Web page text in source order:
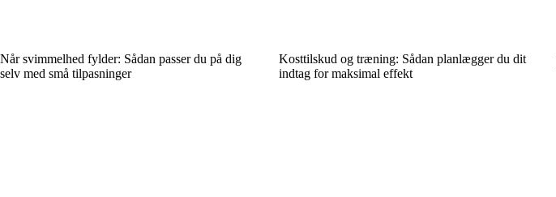
Når svimmelhed fylder: Sådan passer du på dig
selv med små tilpasninger
Kosttilskud og træning: Sådan planlægger du dit
indtag for maksimal effekt